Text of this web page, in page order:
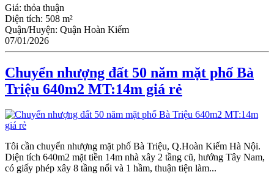
Giá: thỏa thuận
Diện tích: 508 m²
Quận/Huyện: Quận Hoàn Kiếm
07/01/2026
Chuyển nhượng đất 50 năm mặt phố Bà
Triệu 640m2 MT:14m giá rẻ
Tôi cần chuyển nhượng mặt phố Bà Triệu, Q.Hoàn Kiếm Hà Nội.
Diện tích 640m2 mặt tiền 14m nhà xây 2 tầng cũ, hướng Tây Nam,
có giấy phép xây 8 tầng nổi và 1 hầm, thuận tiện làm...